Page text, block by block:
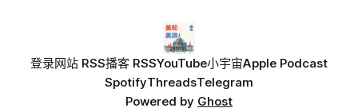
登录网站 RSS播客 RSSYouTube小宇宙Apple Podcast
SpotifyThreadsTelegram
Powered by Ghost